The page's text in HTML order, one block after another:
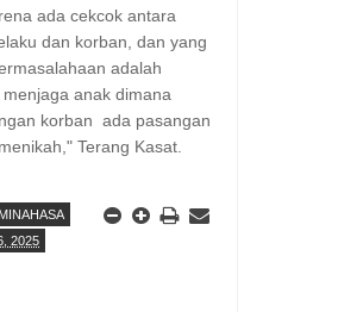
ada cekcok antara
dan korban, dan yang
adalah
anak dimana
korban ada pasangan
Terang Kasat.
MINAHASA
2025